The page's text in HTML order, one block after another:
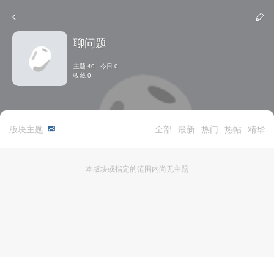
聊问题
主题 40 今日 0
收藏 0
版块主题 全部 最新 热门 热帖 精华
本版块或指定的范围内尚无主题